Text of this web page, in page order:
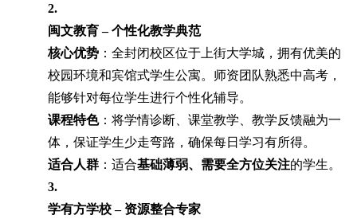
2.
闽文教育 – 个性化教学典范
核心优势 ：全封闭校区位于上街大学城，拥有优美的
校园环境和宾馆式学生公寓。师资团队熟悉中高考，
能够针对每位学生进行个性化辅导。
课程特色：将学情诊断、课堂教学、教学反馈融为一
体，保证学生少走弯路，确保每日学习有所得。
适合人群 ：适合基础薄弱、需要全方位关注的学生。
3.
学有方学校 – 资源整合专家